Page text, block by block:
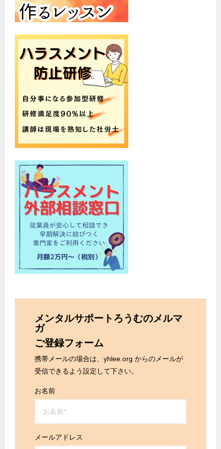
メンタルサポートろうむのメルマ
ガ
ご登録フォーム
携帯メールの場合は、yhlee.org からのメールが
受信できるよう設定して下さい。
お名前
メールアドレス